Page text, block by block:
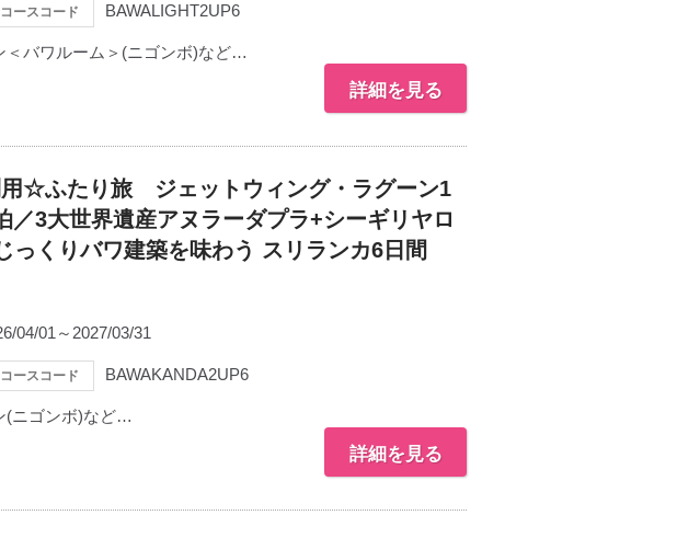
コースコード BAWALIGHT2UP6
＜バワルーム＞(ニゴンボ)など…
詳細を見る
用☆ふたり旅 ジェットウィング・ラグーン1
3大世界遺産アヌラーダプラ+シーギリヤロ
っくりバワ建築を味わう スリランカ6日間
04/01～2027/03/31
コースコード BAWAKANDA2UP6
(ニゴンボ)など…
詳細を見る